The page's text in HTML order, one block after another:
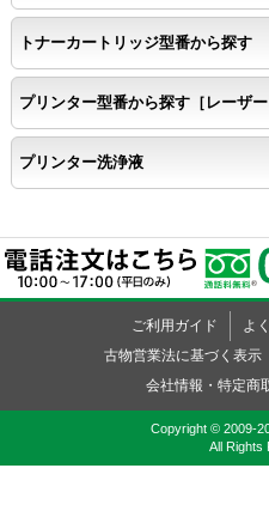
トナーカートリッジ型番から探す
プリンター型番から探す［レーザー
プリンター洗浄液
ご利用ガイド よ
古物営業法に基づく表示
会社情報・特定商
Copyright © 2009-
All Rights